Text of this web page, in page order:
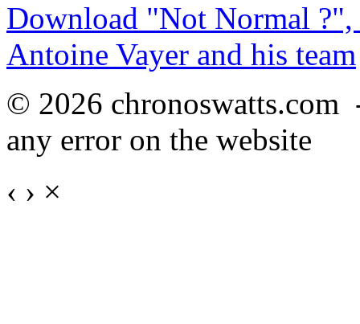
Download "Not Normal ?",
Antoine Vayer and his team
© 2026
any error on the website
‹ › ×